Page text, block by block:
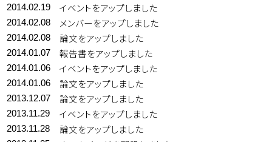
2014.02.19 イベントをアップしました
2014.02.08 メンバーをアップしました
2014.02.08 論文をアップしました
2014.01.07 報告書をアップしました
2014.01.06 イベントをアップしました
2014.01.06 論文をアップしました
2013.12.07 論文をアップしました
2013.11.29 イベントをアップしました
2013.11.28 論文をアップしました